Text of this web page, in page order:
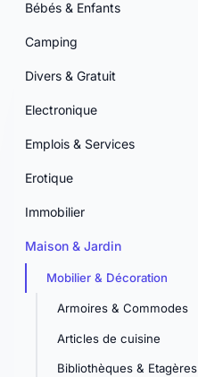
Bébés & Enfants
Camping
Divers & Gratuit
Electronique
Emplois & Services
Erotique
Immobilier
Maison & Jardin
Mobilier & Décoration
Armoires & Commodes
Articles de cuisine
Bibliothèques & Etagères